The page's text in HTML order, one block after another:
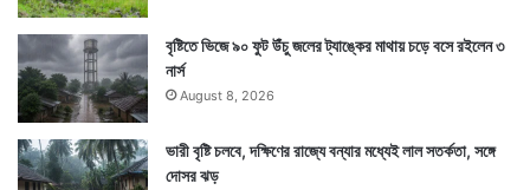
বৃষ্টিতে ভিজে ৯০ ফুট উঁচু জলের ট্যাঙ্কের মাথায় চড়ে বসে রইলেন ৩
নার্স
August 8, 2026
ভারী বৃষ্টি চলবে, দক্ষিণের রাজ্যে বন্যার মধ্যেই লাল সতর্কতা, সঙ্গে
দোসর ঝড়